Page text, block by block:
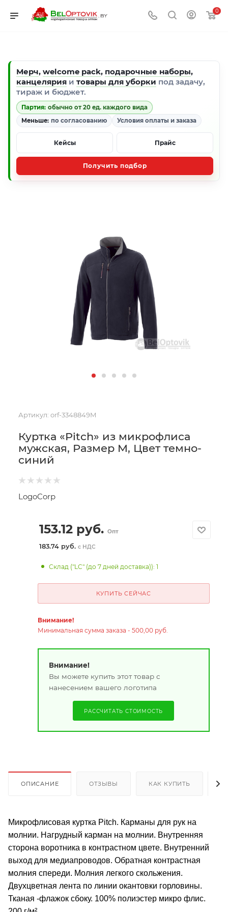
0
Мерч, welcome pack, подарочные наборы,
канцелярия и товары для уборки под задачу,
тираж и бюджет.
Партия: обычно от 20 ед. каждого вида
Меньше: по согласованию Условия оплаты и заказа
Кейсы Прайс
Получить подбор
Артикул: orf-3348849M
Куртка «Pitch» из микрофлиса
мужская, Размер M, Цвет темно-
синий
LogoCorp
153.12руб. Опт
183.74 руб. с НДС
Склад ("LC" (до 7 дней доставка)): 1
КУПИТЬ СЕЙЧАС
Внимание!
Минимальная сумма заказа - 500,00 руб.
Внимание!
Вы можете купить этот товар с
нанесением вашего логотипа
РАССЧИТАТЬ СТОИМОСТЬ
ОПИСАНИЕ ОТЗЫВЫ КАК КУПИТЬ
Микрофлисовая куртка Pitch. Карманы для рук на
молнии. Нагрудный карман на молнии. Внутренняя
сторона воротника в контрастном цвете. Внутренний
выход для медиапроводов. Обратная контрастная
молния спереди. Молния легкого скольжения.
Двухцветная лента по линии окантовки горловины.
Тканая -флажок сбоку. 100% полиэстер микро флис.